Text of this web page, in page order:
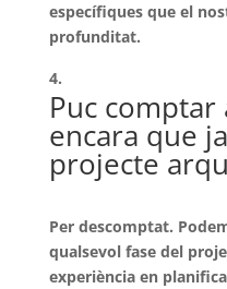
específiques que el
profunditat.
Puc comptar
encara que
projecte
Per descomptat.
qualsevol fase del
experiència en